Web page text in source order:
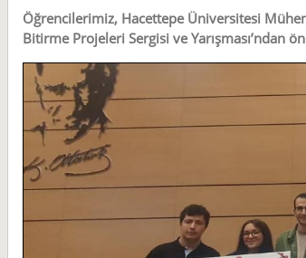
Öğrencilerimiz, Hacettepe Üniversitesi
Bitirme Projeleri Sergisi ve Yarışması’ndan